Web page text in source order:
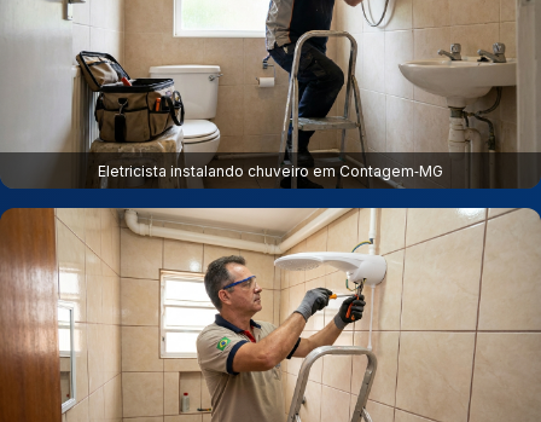
Eletricista instalando chuveiro em Contagem‑MG